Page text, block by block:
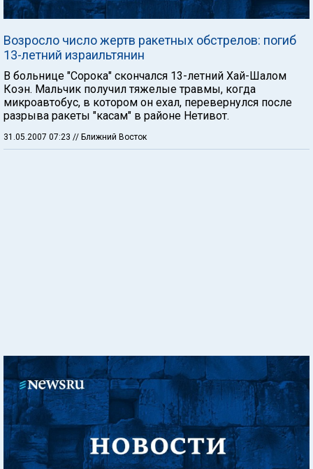
Возросло число жертв ракетных обстрелов: погиб
13-летний израильтянин
В больнице "Сорока" скончался 13-летний Хай-Шалом
Коэн. Мальчик получил тяжелые травмы, когда
микроавтобус, в котором он ехал, перевернулся после
разрыва ракеты "касам" в районе Нетивот.
31.05.2007 07:23 // Ближний Восток